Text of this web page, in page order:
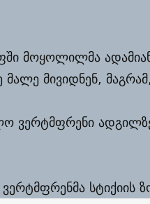
მოყოლილმა
მივიდნენ,
ვერტმფრენი
სტიქიის